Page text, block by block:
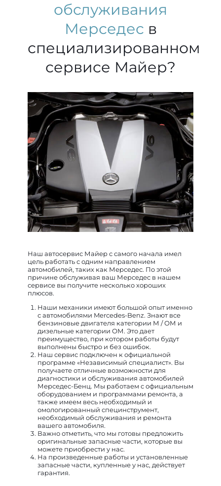
обслуживания
Мерседес в
специализированном
сервисе Майер?
Наш автосервис Майер с самого начала имел
цель работать с одним направлением
автомобилей, таких как Мерседес. По этой
причине обслуживая ваш Мерседес в нашем
сервисе вы получите несколько хороших
плюсов.
Наши механики имеют большой опыт именно
с автомобилями Mercedes-Benz. Знают все
бензиновые двигателя категории М / ОМ и
дизельные категории ОМ. Это дает
преимущество, при котором работы будут
выполнены быстро и без ошибок.
Наш сервис подключен к официальной
программе «Независимый специалист». Вы
получаете отличные возможности для
диагностики и обслуживания автомобилей
Мерседес-Бенц. Мы работаем с официальным
оборудованием и программами ремонта, а
также имеем весь необходимый и
омологированный специнструмент,
необходимый обслуживания и ремонта
вашего автомобиля.
Важно отметить, что мы готовы предложить
оригинальные запасные части, которые вы
можете приобрести у нас.
На произведенные работы и установленные
запасные части, купленные у нас, действует
гарантия.